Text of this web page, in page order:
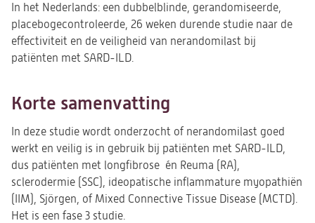
In het Nederlands: een dubbelblinde, gerandomiseerde,
placebogecontroleerde, 26 weken durende studie naar de
effectiviteit en de veiligheid van nerandomilast bij
patiënten met SARD-ILD.
Korte samenvatting
In deze studie wordt onderzocht of nerandomilast goed
werkt en veilig is in gebruik bij patiënten met SARD-ILD,
dus patiënten met longfibrose én Reuma (RA),
sclerodermie (SSC), ideopatische inflammature myopathiën
(IIM), Sjörgen, of Mixed Connective Tissue Disease (MCTD).
Het is een fase 3 studie.